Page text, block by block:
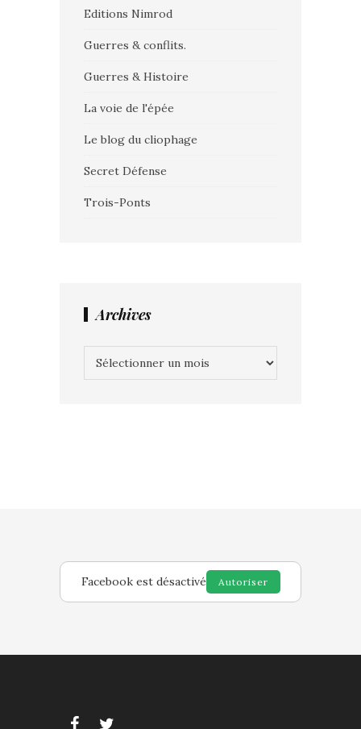
Editions Nimrod
Guerres & conflits.
Guerres & Histoire
La voie de l'épée
Le blog du cliophage
Secret Défense
Trois-Ponts
Archives
Facebook est désactivé Autoriser